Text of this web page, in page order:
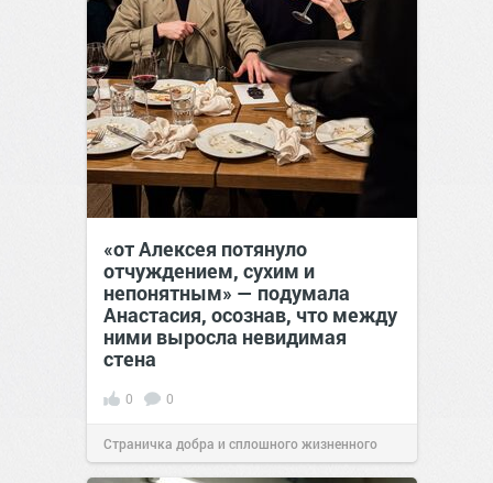
«от Алексея потянуло
отчуждением, сухим и
непонятным» — подумала
Анастасия, осознав, что между
ними выросла невидимая
стена
0 0
Страничка добра и сплошного жизненного